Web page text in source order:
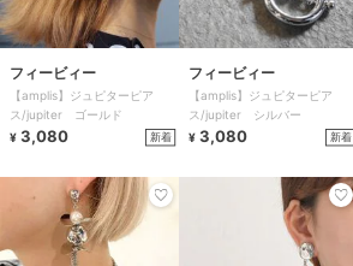
フィービィー
【amplis】ジュピターピア
ス/jupiter ゴールド
¥ 3,080 新着
フィービィー
【amplis】ジュピターピア
ス/jupiter シルバー
¥ 3,080 新着